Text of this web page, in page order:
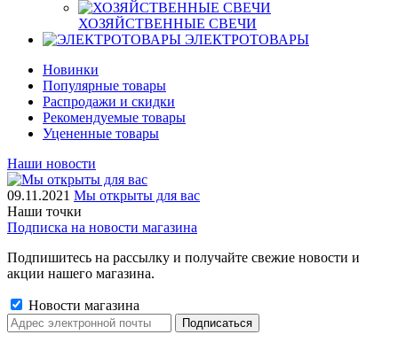
ХОЗЯЙСТВЕННЫЕ СВЕЧИ
ЭЛЕКТРОТОВАРЫ
Новинки
Популярные товары
Распродажи и скидки
Рекомендуемые товары
Уцененные товары
Наши новости
09.11.2021 Мы открыты для вас
Наши точки
Подписка на новости магазина
Подпишитесь на рассылку и получайте свежие новости и
акции нашего магазина.
Новости магазина